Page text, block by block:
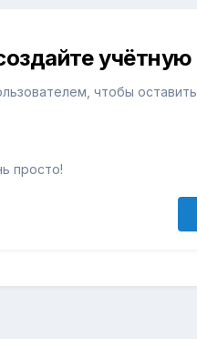
учётную
чтобы
просто!